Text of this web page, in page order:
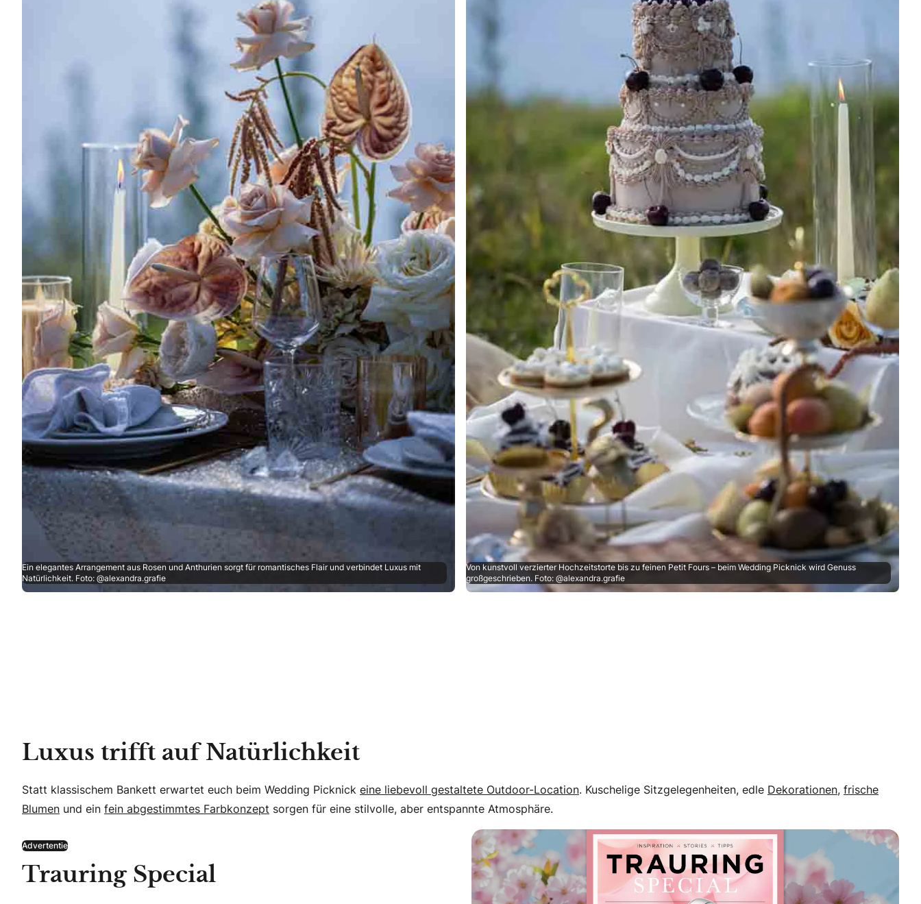
Ein elegantes Arrangement aus Rosen und Anthurien sorgt für romantisches Flair und verbindet Luxus mit
Natürlichkeit. Foto: @alexandra.grafie
Von kunstvoll verzierter Hochzeitstorte bis zu feinen Petit Fours – beim Wedding Picknick wird Genuss
großgeschrieben. Foto: @alexandra.grafie
Luxus trifft auf Natürlichkeit
Statt klassischem Bankett erwartet euch beim Wedding Picknick eine liebevoll gestaltete Outdoor-Location. Kuschelige Sitzgelegenheiten, edle Dekorationen, frische
Blumen und ein fein abgestimmtes Farbkonzept sorgen für eine stilvolle, aber entspannte Atmosphäre.
Advertentie
Trauring Special